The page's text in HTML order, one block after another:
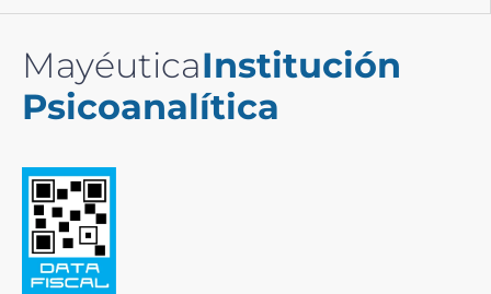
MayéuticaInstitución
Psicoanalítica